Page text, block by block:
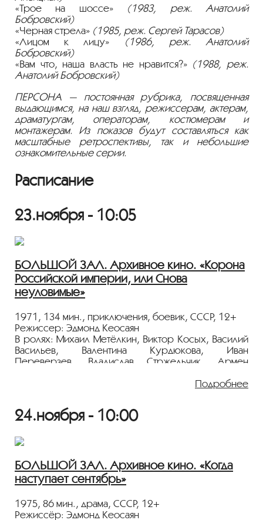
«Трое на шоссе» (1983, реж. Анатолий
Бобровский)
«Черная стрела» (1985, реж. Сергей Тарасов)
«Лицом к лицу» (1986, реж. Анатолий
Бобровский)
«Вам что, наша власть не нравится?» (1988, реж.
Анатолий Бобровский)
ПЕРСОНА — постоянная рубрика, посвященная
выдающимся, на наш взгляд, режиссерам, актерам,
драматургам, операторам, костюмерам и
монтажерам. Из показов будут составляться как
масштабные ретроспективы, так и небольшие
ознакомительные серии.
Расписание
23.ноября - 10:05
БОЛЬШОЙ ЗАЛ. Архивное кино. «Корона
Российской империи, или Снова
неуловимые»
1971, 134 мин., приключения, боевик, СССР, 12+
Режиссер: Эдмонд Кеосаян
В ролях: Михаил Метёлкин, Виктор Косых, Василий
Васильев, Валентина Курдюкова, Иван
Переверзев, Владислав Стржельчик, Армен
Окончилась гражданская война, но еще не все
враги побеждены. Выросшие и возмужавшие
ребята сражаются с бандитами всех мастей,
приближая светлое будущее социализма. Им
хочется учиться, но старые знакомые возвращаются
из эмиграции на Родину, и на уме у них не
созидательный труд. Есть в Париже уникальный
специалист по краже дворцовых драгоценностей,
империи для коронации претендента на престол.
Подробнее
24.ноября - 10:00
БОЛЬШОЙ ЗАЛ. Архивное кино. «Когда
наступает сентябрь»
1975, 86 мин., драма, СССР, 12+
Режиссёр: Эдмонд Кеосаян